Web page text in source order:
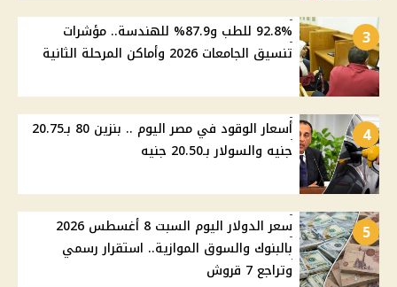
3
92.8% للطب و87.9% للهندسة.. مؤشرات
تنسيق الجامعات 2026 وأماكن المرحلة الثانية
4
أسعار الوقود في مصر اليوم .. بنزين 80 بـ20.75
جنيه والسولار بـ20.50 جنيه
5
سعر الدولار اليوم السبت 8 أغسطس 2026
بالبنوك والسوق الموازية.. استقرار رسمي
وتراجع 7 قروش